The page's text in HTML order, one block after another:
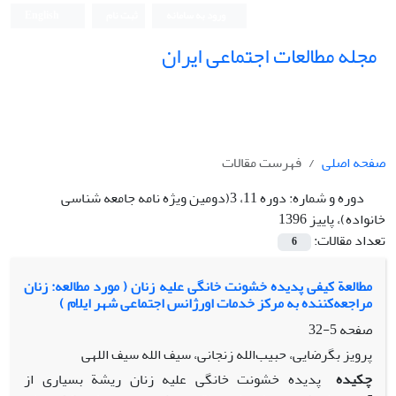
مجله مطالعات اجتماعی ایران
صفحه اصلی
فهرست مقالات
دوره و شماره:
دوره 11، 3(دومین ویژه نامه جامعه شناسی
خانواده)، پاییز 1396
تعداد مقالات:
6
مطالعة کیفی پدیده خشونت خانگی علیه زنان ( مورد مطالعه: زنان
مراجعه‌کننده به مرکز خدمات اورژانس اجتماعی شهر ایلام )
صفحه5-32
پرویز بگرضایی، حبیب‌الله زنجانی، سیف الله سیف اللهی
چکیده پدیده خشونت خانگی علیه زنان ریشة بسیاری از